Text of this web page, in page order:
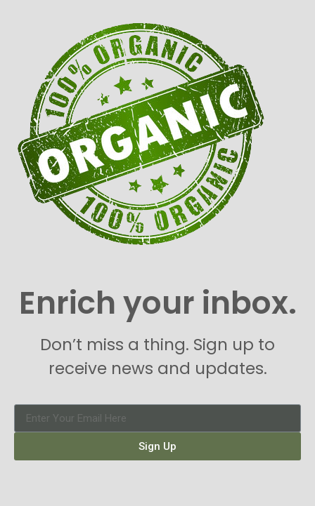
Enrich your inbox.
Don’t miss a thing. Sign up to
receive news and updates.
Sign Up